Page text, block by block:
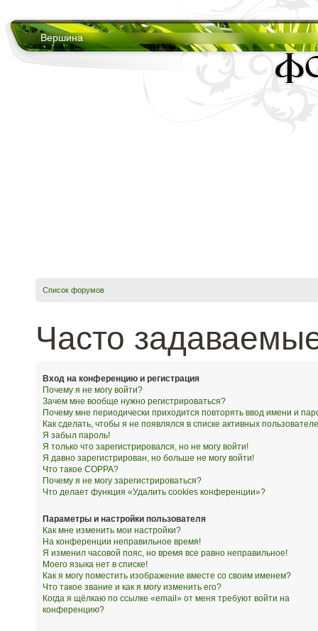
Вершина
Список форумов
Часто
Вход на конференцию и регистрация
Почему я не могу войти?
Зачем мне вообще нужно регистрироваться?
Почему мне периодически приходится повторять ввод имени и
Как сделать, чтобы я не появлялся в списке активных
Я забыл пароль!
Я только что зарегистрировался, но не могу войти!
Я давно зарегистрирован, но больше не могу войти!
Что такое COPPA?
Почему я не могу зарегистрироваться?
Что делает функция «Удалить cookies конференции»?
Параметры и настройки пользователя
Как мне изменить мои настройки?
На конференции неправильное время!
Я изменил часовой пояс, но время все равно неправильное!
Моего языка нет в списке!
Как я могу поместить изображение вместе со своим именем?
Что такое звание и как я могу изменить его?
Когда я щёлкаю по ссылке «email» от меня требуют войти на
конференцию?